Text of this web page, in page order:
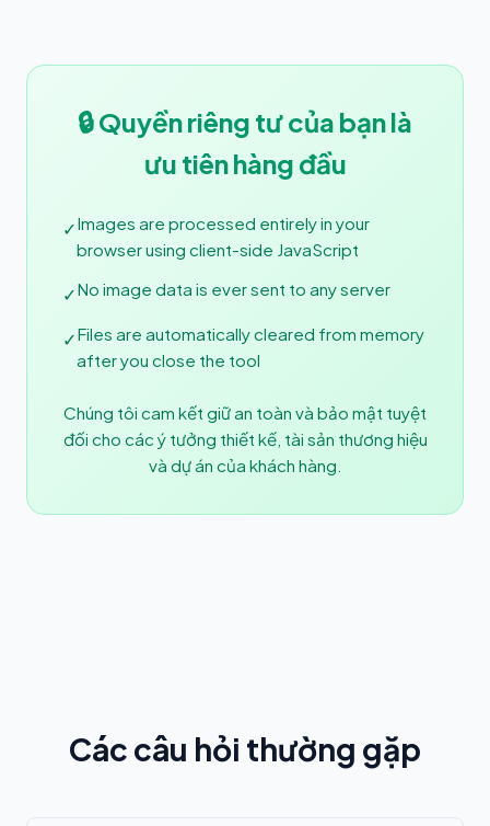
🔒 Quyền riêng tư của bạn là
ưu tiên hàng đầu
✓Images are processed entirely in your
browser using client-side JavaScript
✓No image data is ever sent to any server
✓Files are automatically cleared from memory
after you close the tool
Chúng tôi cam kết giữ an toàn và bảo mật tuyệt
đối cho các ý tưởng thiết kế, tài sản thương hiệu
và dự án của khách hàng.
Các câu hỏi thường gặp